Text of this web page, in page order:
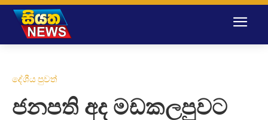
දේශීය පුවත්
ජනපති අද මඩකලපුවට